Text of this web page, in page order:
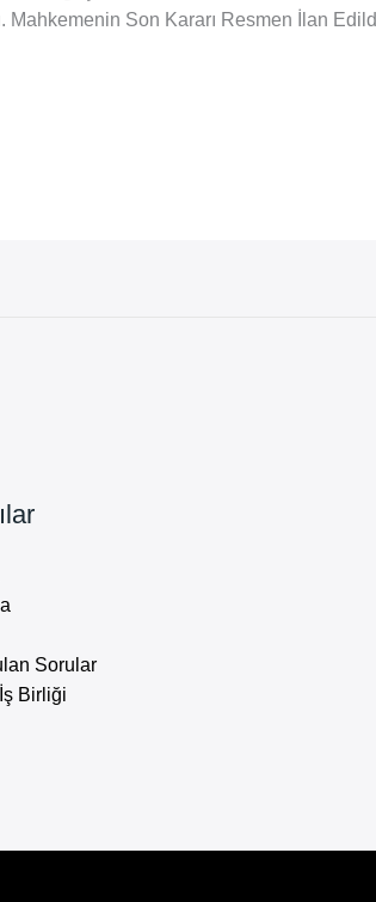
Son Kararı Resmen İlan
Sorular
Birliği